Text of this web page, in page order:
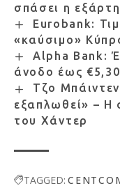
σπάσει η
Eurobank:
«καύσιμο»
Alpha Bank:
άνοδο έως €5,30
Τζο
εξαπλωθεί» – Η
του Χάντερ
TAGGED: